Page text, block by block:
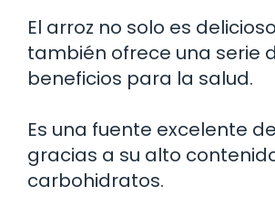
El arroz no solo es
también ofrece una serie
beneficios para la salud.
Es una fuente excelente
gracias a su alto
carbohidratos.